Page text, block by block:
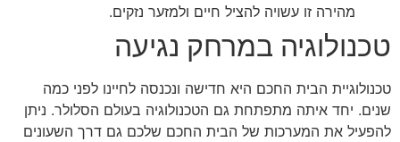
מהירה זו עשויה להציל חיים ולמזער נזקים.
טכנולוגיה במרחק נגיעה
טכנולוגיית הבית החכם היא חדישה ונכנסה לחיינו לפני כמה
שנים. יחד איתה מתפתחת גם הטכנולוגיה בעולם הסלולר. ניתן
להפעיל את המערכות של הבית החכם שלכם גם דרך השעונים